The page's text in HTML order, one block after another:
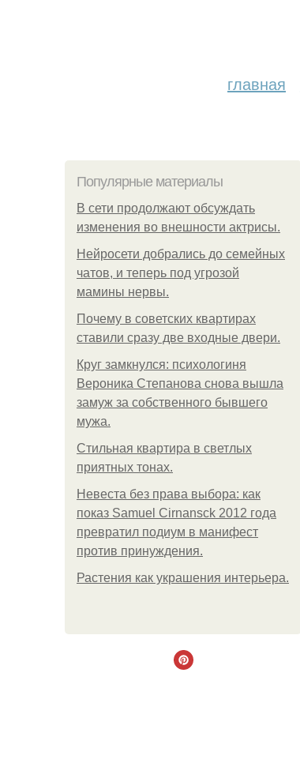
главная
Популярные материалы
В сети продолжают обсуждать
изменения во внешности актрисы.
Нейросети добрались до семейных
чатов, и теперь под угрозой
мамины нервы.
Почему в советских квартирах
ставили сразу две входные двери.
Круг замкнулся: психологиня
Вероника Степанова снова вышла
замуж за собственного бывшего
мужа.
Стильная квартира в светлых
приятных тонах.
Невеста без права выбора: как
показ Samuel Cirnansck 2012 года
превратил подиум в манифест
против принуждения.
Растения как украшения интерьера.